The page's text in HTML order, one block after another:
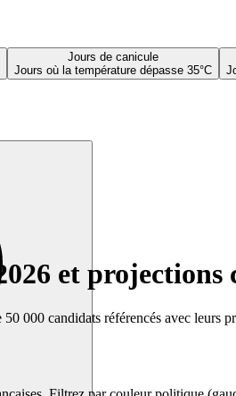
Jours de canicule
Jours où la température dépasse 35°C
et projections
000 candidats référencés avec leurs